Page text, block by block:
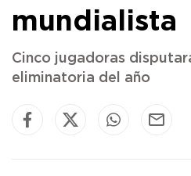
mundialista
Cinco jugadoras
eliminatoria del año